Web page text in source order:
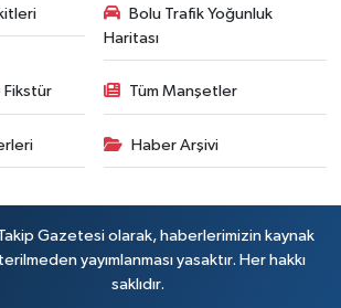
Bolu Trafik Yoğunluk
Haritası
Fikstür Tüm Manşetler
Haber Arşivi
Gazetesi olarak, haberlerimizin kaynak
yayımlanması yasaktır. Her hakkı
saklıdır.